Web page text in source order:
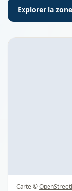
Explorer la zone
Carte ©